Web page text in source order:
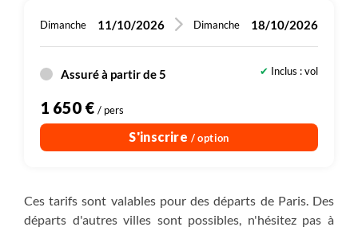
Dimanche 11/10/2026 Dimanche 18/10/2026
Assuré à partir de 5 Inclus : vol
1 650 € / pers
S'inscrire / option
Ces tarifs sont valables pour des départs de Paris. Des
départs d'autres villes sont possibles, n'hésitez pas à